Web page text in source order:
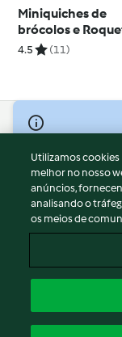
Miniquiches de
brócolos e
4.5 (11)
© Copyright 2026
Termos de
Aviso sobre
Aviso
Apoio legal
Conteúdo do
Declaração de
Utilizamos
melhor no nosso
anúncios,
analisando o
os meios de